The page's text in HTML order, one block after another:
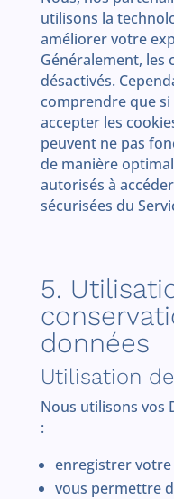
utilisons la
améliorer votre
Généralement, les
désactivés.
comprendre que si
accepter les
peuvent ne pas
de manière
autorisés à
sécurisées du
5.
données
Utilisation
Nous utilisons vos
:
enregistrer
vous permettre